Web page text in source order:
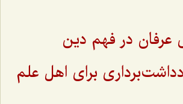
در فهم دین
برای اهل علم